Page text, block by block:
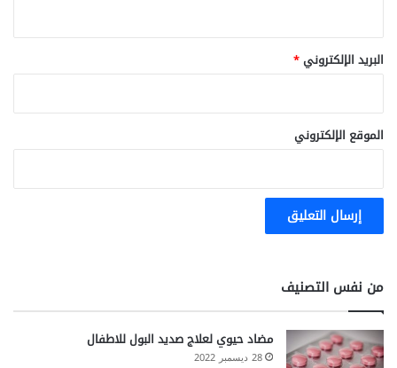
البريد الإلكتروني*
الموقع الإلكتروني
من نفس التصنيف
مضاد حيوي لعلاج صديد البول للاطفال
28 ديسمبر 2022